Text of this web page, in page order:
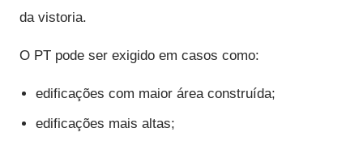
da vistoria.
O PT pode ser exigido em casos como:
edificações com maior área construída;
edificações mais altas;